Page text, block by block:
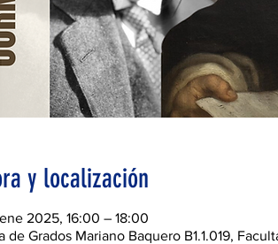
y localización
2025, 16:00 – 18:00
de Grados Mariano Baquero B1.1.019,